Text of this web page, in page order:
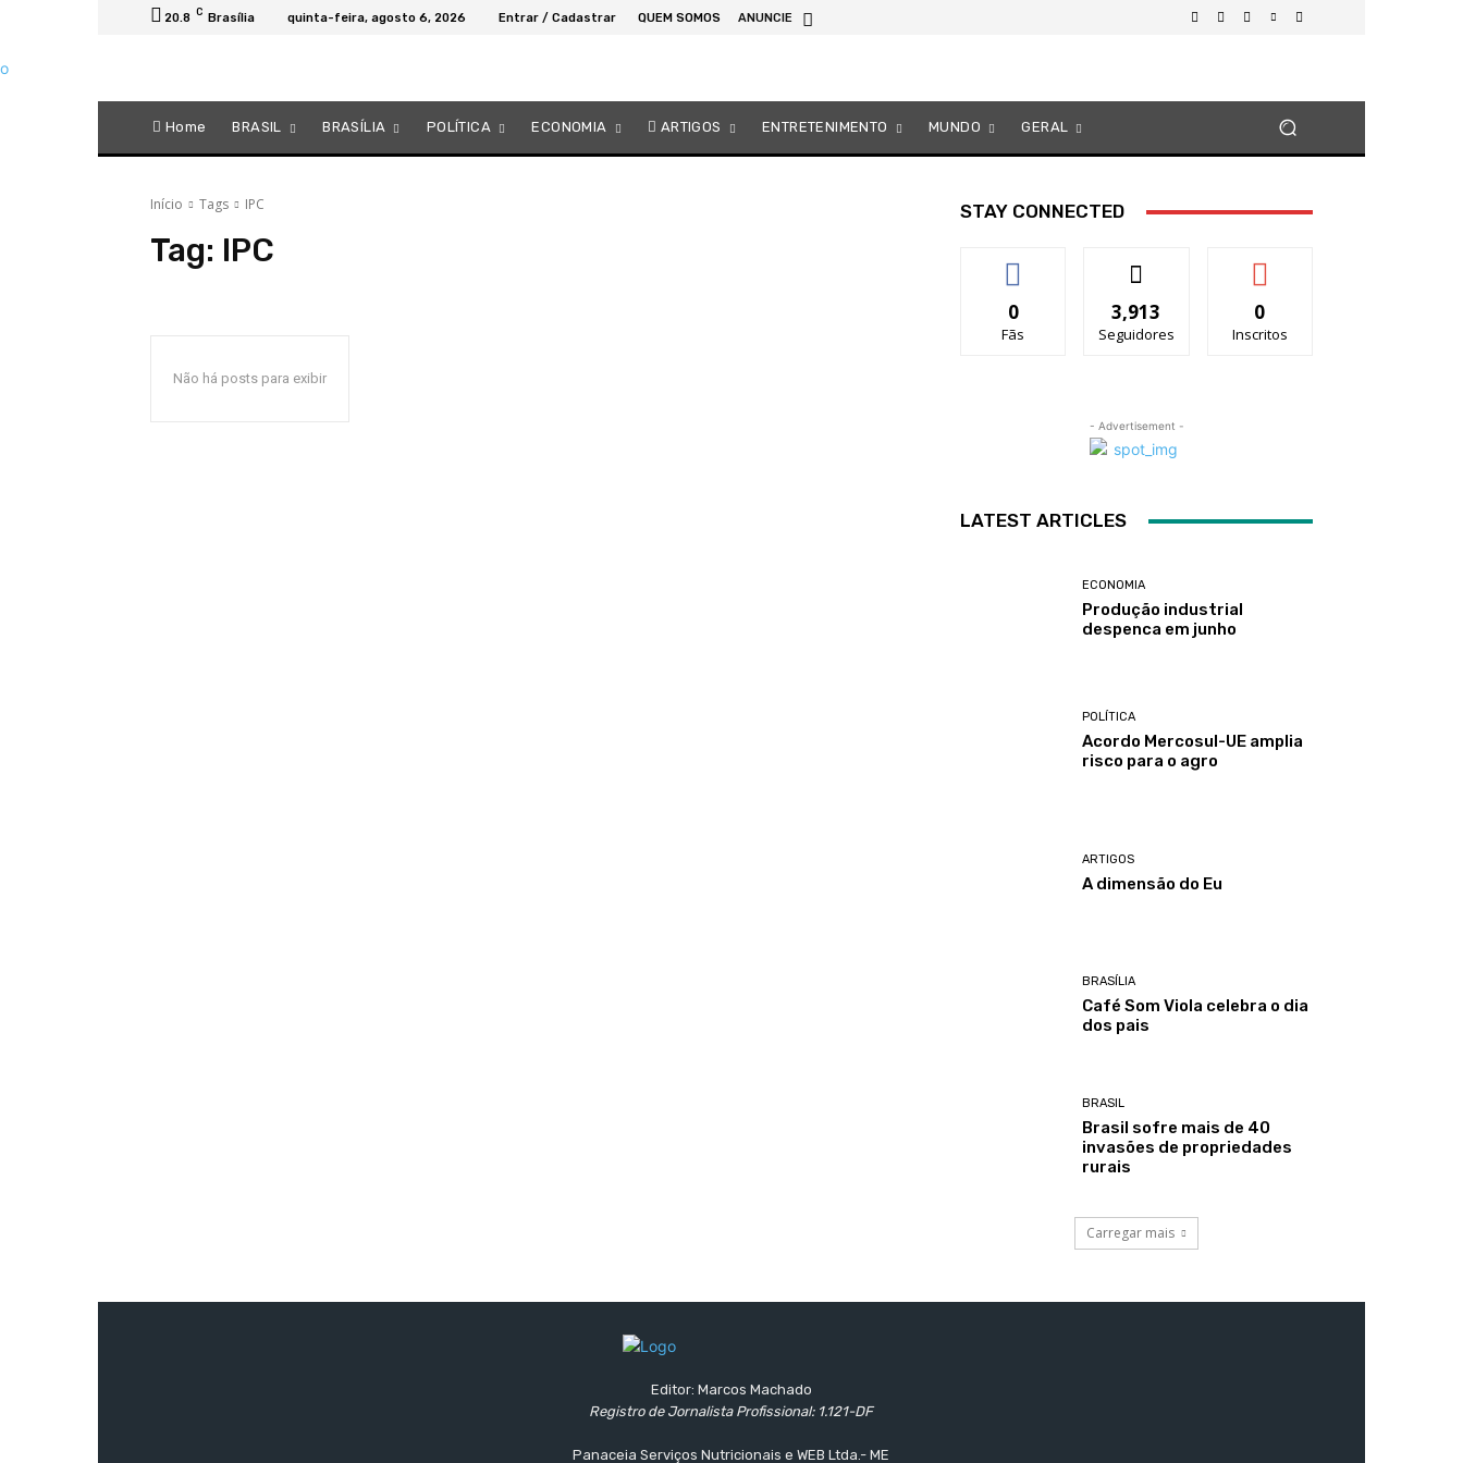
20.8 C Brasília quinta-feira, agosto 6, 2026 Entrar / Cadastrar QUEM SOMOS ANUNCIE
Home BRASIL BRASÍLIA POLÍTICA ECONOMIA ARTIGOS ENTRETENIMENTO MUNDO GERAL
Início Tags IPC
Tag: IPC
Não há posts para exibir
STAY CONNECTED
0
Fãs
3,913
Seguidores
0
Inscritos
- Advertisement -
LATEST ARTICLES
ECONOMIA
Produção industrial
despenca em junho
POLÍTICA
Acordo Mercosul-UE amplia
risco para o agro
ARTIGOS
A dimensão do Eu
BRASÍLIA
Café Som Viola celebra o dia
dos pais
BRASIL
Brasil sofre mais de 40
invasões de propriedades
rurais
Carregar mais
Editor: Marcos Machado
Registro de Jornalista Profissional: 1.121-DF
Panaceia Serviços Nutricionais e WEB Ltda.- ME